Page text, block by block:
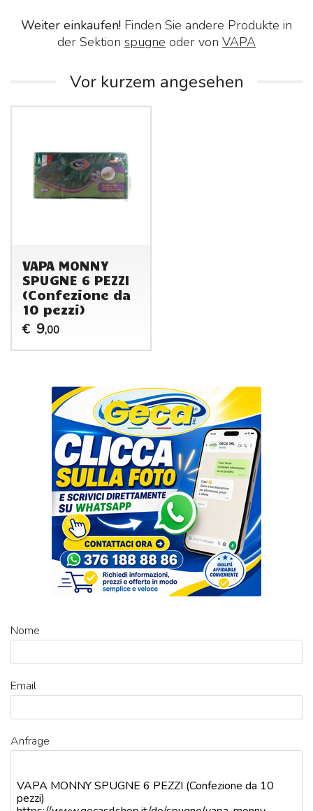
Weiter einkaufen! Finden Sie andere Produkte in
der Sektion spugne oder von VAPA
Vor kurzem angesehen
VAPA MONNY
SPUGNE 6 PEZZI
(Confezione da
10 pezzi)
€ 9,00
Nome
Email
Anfrage